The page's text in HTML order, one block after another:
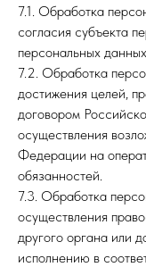
7.1. Обработка
согласия субъекта
персональных
7.2. Обработка
достижения целей,
договором
осуществления
Федерации на
обязанностей.
7.3. Обработка
осуществления
другого органа или
исполнению в